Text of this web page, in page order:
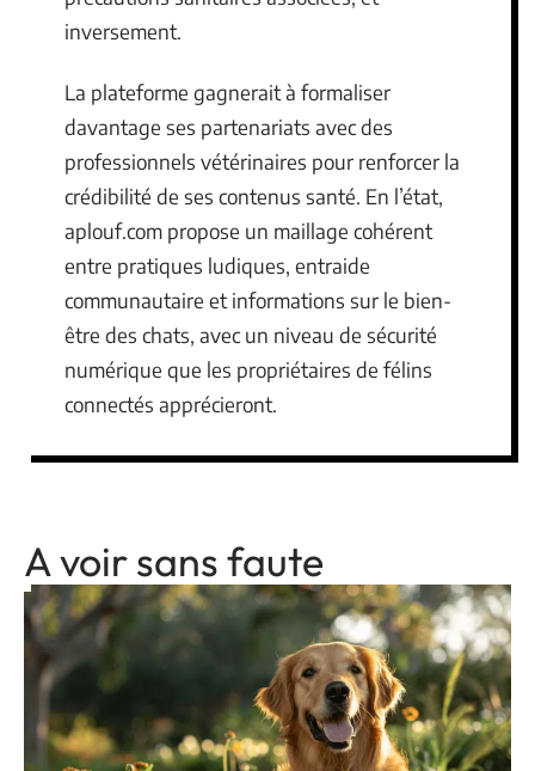
inversement.
La plateforme gagnerait à formaliser
davantage ses partenariats avec des
professionnels vétérinaires pour renforcer la
crédibilité de ses contenus santé. En l’état,
aplouf.com propose un maillage cohérent
entre pratiques ludiques, entraide
communautaire et informations sur le bien-
être des chats, avec un niveau de sécurité
numérique que les propriétaires de félins
connectés apprécieront.
A voir sans faute